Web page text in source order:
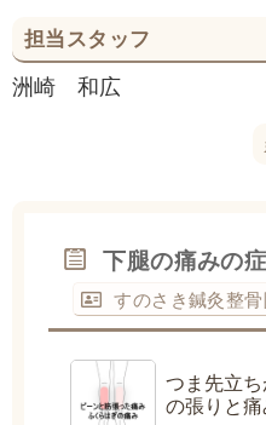
担当スタッフ
洲崎 和広
下腿の痛みの
すのさき鍼灸整
つま先立
の張りと痛